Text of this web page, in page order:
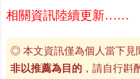
相關資訊陸續更新……
◎ 本文資訊僅為個人當下見
非以推薦為目的 ，請自行斟